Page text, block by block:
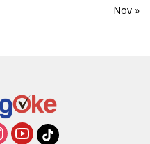
Nov »